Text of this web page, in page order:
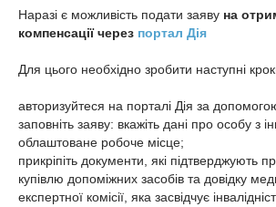
Наразі є можливість подати заяву на
компенсації через портал Дія
Для цього необхідно зробити наступні
авторизуйтеся на порталі Дія за
заповніть заяву: вкажіть дані про особу з
облаштоване робоче місце;
прикріпіть документи, які підтверджують
купівлю допоміжних засобів та довідку
експертної комісії, яка засвідчує